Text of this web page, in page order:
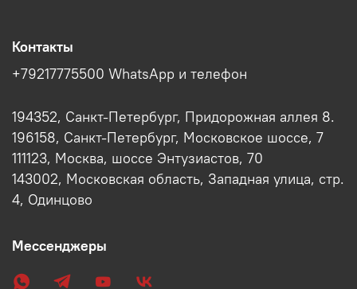
Контакты
+79217775500 WhatsApp и телефон
194352, Санкт-Петербург, Придорожная аллея 8.
196158, Санкт-Петербург, Московское шоссе, 7
111123, Москва, шоссе Энтузиастов, 70
143002, Московская область, Западная улица, стр.
4, Одинцово
Мессенджеры